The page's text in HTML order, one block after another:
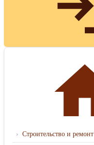
› Строительство и ремонт